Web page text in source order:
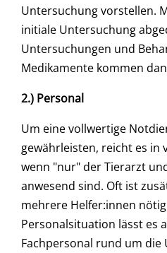
Untersuchung vorstellen.
initiale Untersuchung
Untersuchungen und
Medikamente kommen
2.) Personal
Um eine vollwertige
gewährleisten, reicht es in
wenn "nur" der Tierarzt
anwesend sind. Oft ist
mehrere Helfer:innen
Personalsituation lässt es
Fachpersonal rund um die